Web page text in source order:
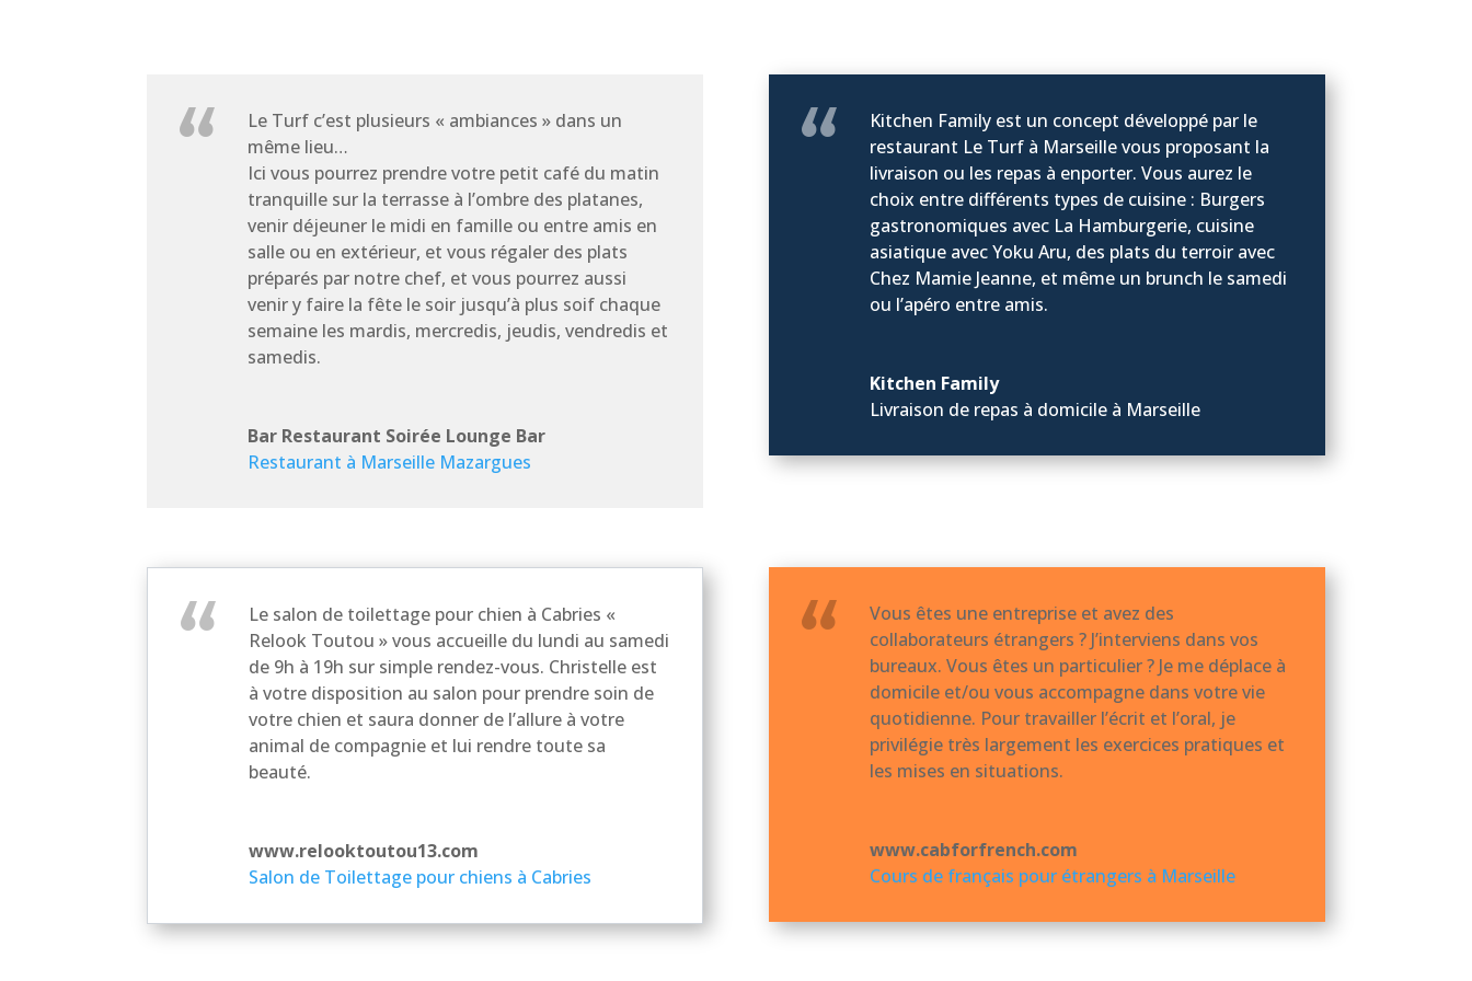
Le Turf c’est plusieurs « ambiances » dans un
même lieu…
Ici vous pourrez prendre votre petit café du matin
tranquille sur la terrasse à l’ombre des platanes,
venir déjeuner le midi en famille ou entre amis en
salle ou en extérieur, et vous régaler des plats
préparés par notre chef, et vous pourrez aussi
venir y faire la fête le soir jusqu’à plus soif chaque
semaine les mardis, mercredis, jeudis, vendredis et
samedis.
Bar Restaurant Soirée Lounge Bar
Restaurant à Marseille Mazargues
Kitchen Family est un concept développé par le
restaurant Le Turf à Marseille vous proposant la
livraison ou les repas à enporter. Vous aurez le
choix entre différents types de cuisine : Burgers
gastronomiques avec La Hamburgerie, cuisine
asiatique avec Yoku Aru, des plats du terroir avec
Chez Mamie Jeanne, et même un brunch le samedi
ou l’apéro entre amis.
Kitchen Family
Livraison de repas à domicile à Marseille
Le salon de toilettage pour chien à Cabries «
Relook Toutou » vous accueille du lundi au samedi
de 9h à 19h sur simple rendez-vous. Christelle est
à votre disposition au salon pour prendre soin de
votre chien et saura donner de l’allure à votre
animal de compagnie et lui rendre toute sa
beauté.
www.relooktoutou13.com
Salon de Toilettage pour chiens à Cabries
Vous êtes une entreprise et avez des
collaborateurs étrangers ? J’interviens dans vos
bureaux. Vous êtes un particulier ? Je me déplace à
domicile et/ou vous accompagne dans votre vie
quotidienne. Pour travailler l’écrit et l’oral, je
privilégie très largement les exercices pratiques et
les mises en situations.
www.cabforfrench.com
Cours de français pour étrangers à Marseille